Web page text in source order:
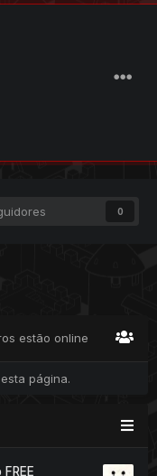
0
estão online
página.